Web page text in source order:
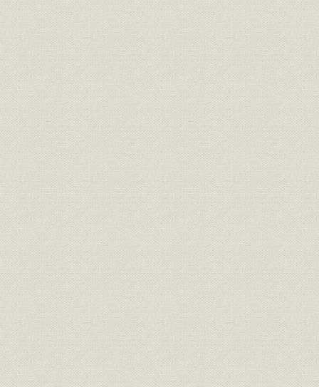
第3章 急激な経済変動に柔軟に対応(昭和49年~54年)
第1節 低成長経済の定着
第2節 石油危機と緊急対策
第3節 低成長経済に対応した経営体制の構築
第4節 造注体制に向けて
第5節 研究開発の体制固めと新技術開発
第6節 業績の推移
第4編 明日への挑戦(昭和54年~63年)
第1章 決意新たに(昭和54年~55年)
第1節 北島義俊社長の就任
第2節 北島織衛会長の死去
第2章 明日への挑戦(昭和54年~63年)
第1節 慢性的不況からバブル景気へ